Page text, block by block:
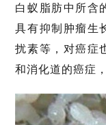
白蚁脂肪中所含
具有抑制肿瘤生
扰素等，对癌症
和消化道的癌症